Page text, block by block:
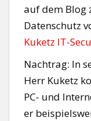
auf dem Blog
Datenschutz
Kuketz IT-
Nachtrag: In
Herr Kuketz
PC- und
er